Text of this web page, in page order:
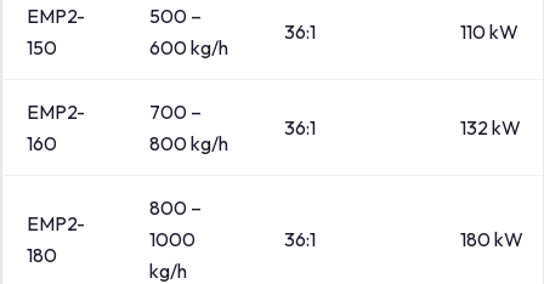
EMP2-
150
500 –
600 kg/h
36:1 110 kW
EMP2-
160
700 –
800 kg/h
36:1 132 kW
EMP2-
180
800 –
1000
kg/h
36:1 180 kW